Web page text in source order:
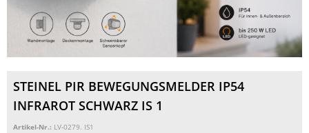
STEINEL PIR BEWEGUNGSMELDER IP54
INFRAROT SCHWARZ IS 1
Artikel-Nr.: LV-0279. IS1